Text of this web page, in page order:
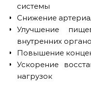
системы
Снижение
Улучшение
внутренних
Повышение
Ускорение
нагрузок